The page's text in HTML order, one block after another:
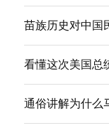
苗族历史对中国
看懂这次美国总
通俗讲解为什么